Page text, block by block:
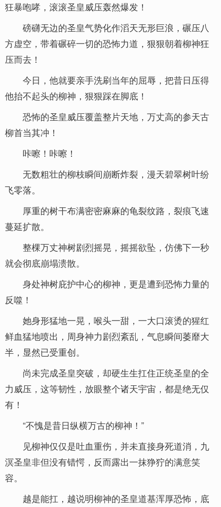
狂暴咆哮，滚滚圣皇威压轰然爆发！
磅礴无边的圣皇气势化作滔天无形巨浪，碾压八
方虚空，带着碾碎一切的恐怖力道，狠狠朝着柳神狂
压而去！
今日，他就要亲手洗刷当年的屈辱，把昔日压得
他抬不起头的柳神，狠狠踩在脚底！
恐怖的圣皇威压覆盖整片天地，万丈高的参天古
柳首当其冲！
咔嚓！咔嚓！
无数粗壮的柳枝瞬间崩断炸裂，漫天碧翠树叶纷
飞零落。
厚重的树干布满密密麻麻的龟裂纹路，裂痕飞速
蔓延扩散。
整棵万丈神树剧烈摇晃，摇摇欲坠，仿佛下一秒
就会彻底崩塌溃散。
身处神树庇护中心的柳神，更是遭到恐怖力量的
反噬！
她身形猛地一晃，喉头一甜，一大口滚烫的猩红
鲜血猛地喷出，周身神力剧烈紊乱，气息瞬间萎靡大
半，显然已受重创。
尚未完成圣皇突破，却硬生生扛住正统圣皇的全
力威压，这等韧性，放眼整个诸天宇宙，都是绝无仅
有！
“不愧是昔日纵横万古的柳神！”
见柳神仅仅是吐血重伤，并未直接身死道消，九
溟圣皇非但没有错愕，反而露出一抹狰狞的满意笑
容。
越是能扛，越说明柳神的圣皇道基浑厚恐怖，底